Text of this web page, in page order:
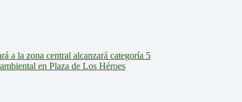
a la zona central alcanzará categoría 5
en Plaza de Los Héroes